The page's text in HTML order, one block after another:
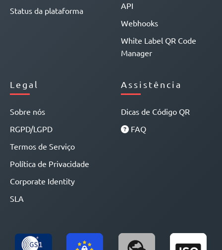
Status da plataforma
API
Webhooks
White Label QR Code
Manager
Legal
Sobre nós
RGPD/LGPD
Termos de Serviço
Política de Privacidade
Corporate Identity
SLA
Assistência
Dicas de Código QR
FAQ